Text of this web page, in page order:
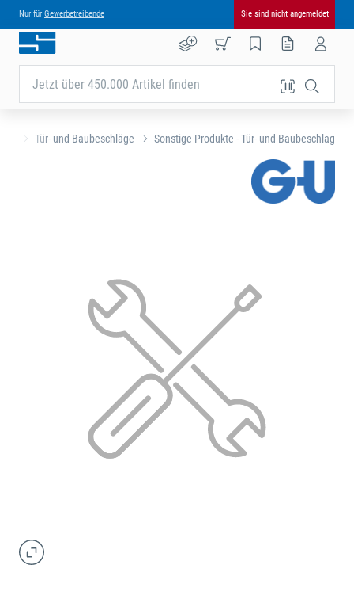
Nur für Gewerbetreibende Sie sind nicht angemeldet
Jetzt über 450.000 Artikel finden
Tür- und Baubeschläge Sonstige Produkte - Tür- und Baubeschlag